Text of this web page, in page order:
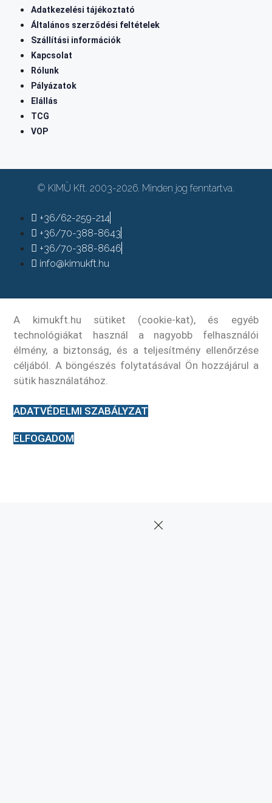
Adatkezelési tájékoztató
Általános szerződési feltételek
Szállítási információk
Kapcsolat
Rólunk
Pályázatok
Elállás
TCG
VOP
© KIMÜ Kft. 2003-2026. Minden jog fenntartva.
+36/62-259-214
+36/70-388-8643
+36/70-388-8646
info@kimukft.hu
A kimukft.hu sütiket (cookie-kat), és egyéb
technológiákat használ a nagyobb felhasználói
élmény, a biztonság, és a teljesítmény ellenőrzése
céljából. A böngészés folytatásával Ön hozzájárul a
sütik használatához.
ADATVÉDELMI SZABÁLYZAT
ELFOGADOM